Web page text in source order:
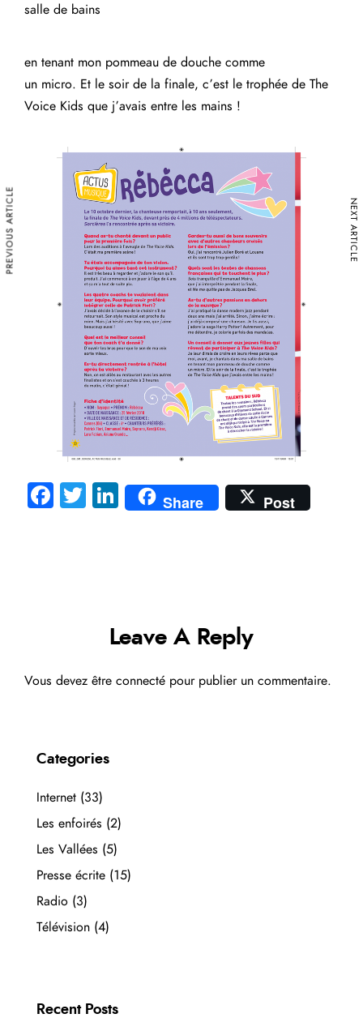
salle de bains
en tenant mon pommeau de douche comme
un micro. Et le soir de la finale, c’est le trophée de The
Voice Kids que j’avais entre les mains !
Fa
T
Li
Share Post
Leave A Reply
Vous devez être connecté pour publier un commentaire.
PREVIOUS ARTICLE NEXT ARTICLE
Categories
Internet (33)
Les enfoirés (2)
Les Vallées (5)
Presse écrite (15)
Radio (3)
Télévision (4)
Recent Posts